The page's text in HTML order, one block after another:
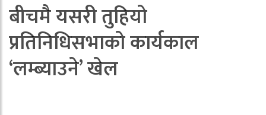
बीचमै यसरी तुहियो
प्रतिनिधिसभाको कार्यकाल
‘लम्ब्याउने’ खेल